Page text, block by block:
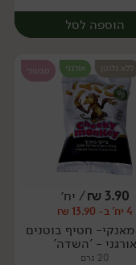
הוספה לסל
יח׳
ללא גלוטן אורגני טבעוני
3.90
₪/ יח׳
4 יח' ב- 13.90 ₪
מאנקי- חטיף בוטנים
אורגני - 'השדה'
20 גרם